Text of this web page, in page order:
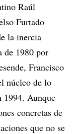
Raúl
Furtado
la inercia
de 1980 por
Francisco
núcleo de lo
1994. Aunque
concretas de
que no se